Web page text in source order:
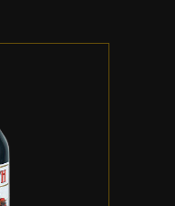
DETALLES